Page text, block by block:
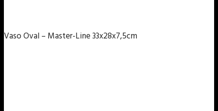
Vaso Oval – Master-Line 33x28x7,5cm